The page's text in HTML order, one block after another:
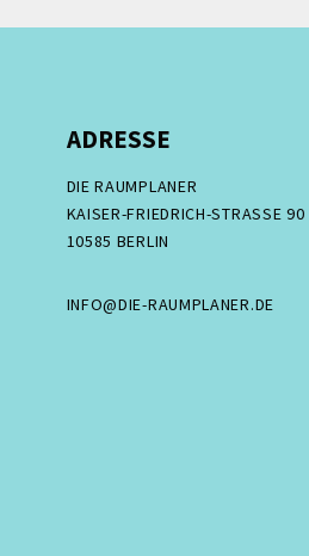
ADRESSE
DIE RAUMPLANER
KAISER-FRIEDRICH-STRASSE 90
10585 BERLIN
INFO@DIE-RAUMPLANER.DE